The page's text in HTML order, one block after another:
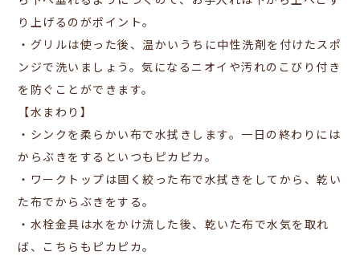
り上げるのがポイント。
・グリルは使った後、温かいうちに中性洗剤を付けたスポ
ンジで洗いましょう。気になるニオイや汚れのこびり付き
を防ぐことができます。
【水まわり】
・シンクを柔らかい布で水拭きします。一日の終わりには
からぶきをするといつもピカピカ。
・ワークトップは固く絞った布で水拭きをしてから、乾い
た布でからぶきをする。
・水栓金具は水をかけ流した後、乾いた布で水気を取れ
ば、こちらもピカピカ。